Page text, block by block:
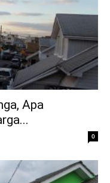
Apa
0